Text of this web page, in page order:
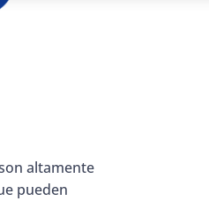
altamente
pueden